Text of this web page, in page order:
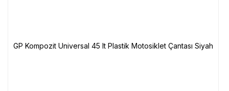
GP Kompozit Universal 45 lt Plastik Motosiklet Çantası Siyah